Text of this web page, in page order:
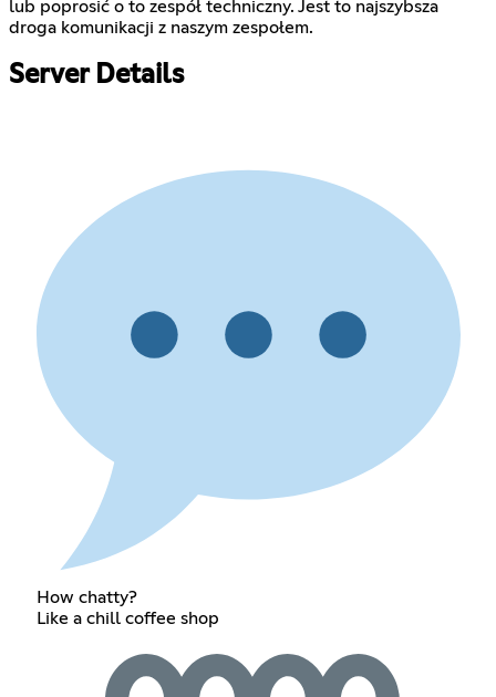
lub poprosić o to zespół techniczny. Jest to najszybsza
droga komunikacji z naszym zespołem.
Server Details
How chatty?
Like a chill coffee shop